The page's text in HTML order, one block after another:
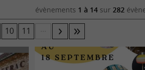
évènements 1 à 14 sur 282
10 11